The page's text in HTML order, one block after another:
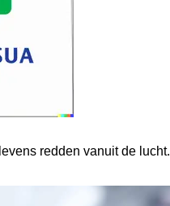
redden vanuit de lucht.